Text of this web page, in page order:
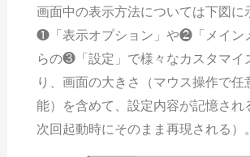
画面中の表示方法については下図に
❶「表示オプション」や❷「メイン
らの❸「設定」で様々なカスタマイ
り、画面の大きさ（マウス操作で任
能）を含めて、設定内容が記憶され
次回起動時にそのまま再現される）。